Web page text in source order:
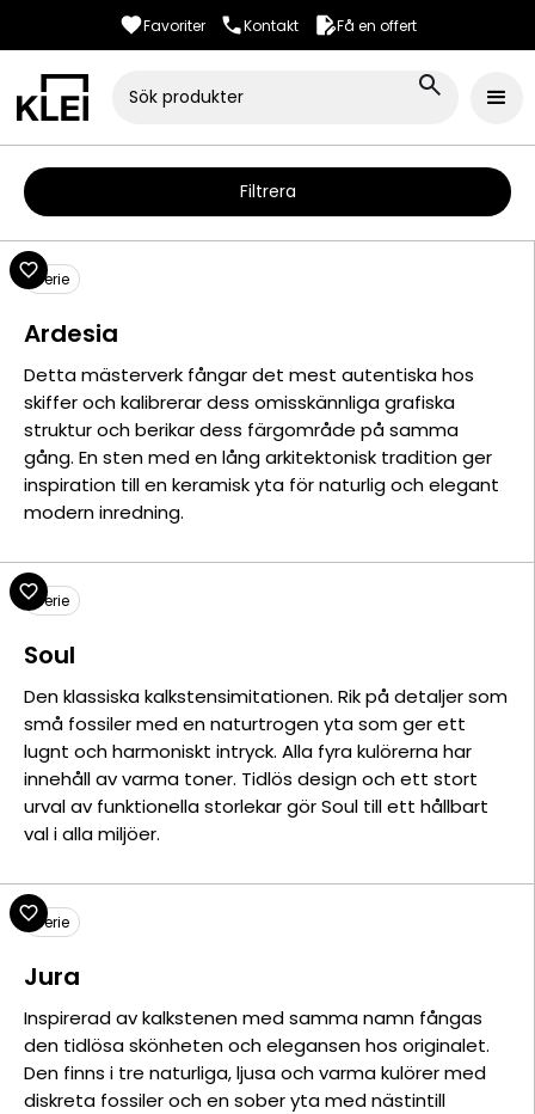
Favoriter Kontakt Få en offert
Filtrera
Serie
Ardesia
Detta mästerverk fångar det mest autentiska hos
skiffer och kalibrerar dess omisskännliga grafiska
struktur och berikar dess färgområde på samma
gång. En sten med en lång arkitektonisk tradition ger
inspiration till en keramisk yta för naturlig och elegant
modern inredning.
Serie
Soul
Den klassiska kalkstensimitationen. Rik på detaljer som
små fossiler med en naturtrogen yta som ger ett
lugnt och harmoniskt intryck. Alla fyra kulörerna har
innehåll av varma toner. Tidlös design och ett stort
urval av funktionella storlekar gör Soul till ett hållbart
val i alla miljöer.
Serie
Jura
Inspirerad av kalkstenen med samma namn fångas
den tidlösa skönheten och elegansen hos originalet.
Den finns i tre naturliga, ljusa och varma kulörer med
diskreta fossiler och en sober yta med nästintill